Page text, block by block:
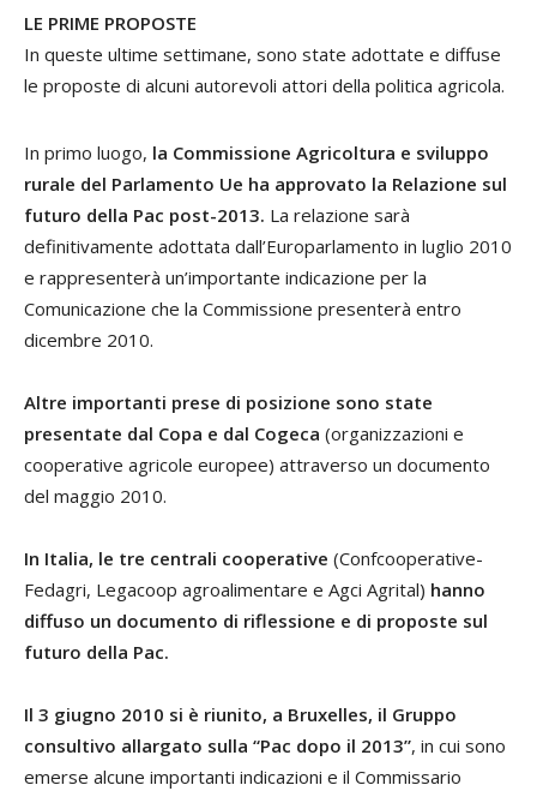
LE PRIME PROPOSTE
In queste ultime settimane, sono state adottate e diffuse
le proposte di alcuni autorevoli attori della politica agricola.
In primo luogo, la Commissione Agricoltura e sviluppo
rurale del Parlamento Ue ha approvato la Relazione sul
futuro della Pac post-2013. La relazione sarà
definitivamente adottata dall’Europarlamento in luglio 2010
e rappresenterà un’importante indicazione per la
Comunicazione che la Commissione presenterà entro
dicembre 2010.
Altre importanti prese di posizione sono state
presentate dal Copa e dal Cogeca (organizzazioni e
cooperative agricole europee) attraverso un documento
del maggio 2010.
In Italia, le tre centrali cooperative (Confcooperative-
Fedagri, Legacoop agroalimentare e Agci Agrital) hanno
diffuso un documento di riflessione e di proposte sul
futuro della Pac.
Il 3 giugno 2010 si è riunito, a Bruxelles, il Gruppo
consultivo allargato sulla “Pac dopo il 2013”, in cui sono
emerse alcune importanti indicazioni e il Commissario